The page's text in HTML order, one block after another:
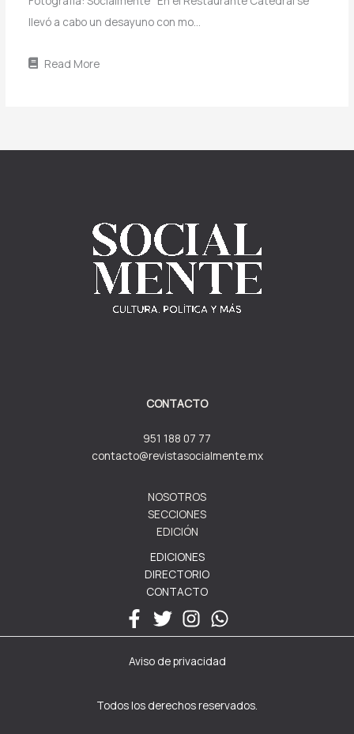
llevó a cabo un desayuno con mo…
Read More
CONTACTO
951 188 07 77
contacto@revistasocialmente.mx
NOSOTROS
SECCIONES
EDICIÓN
EDICIONES
DIRECTORIO
CONTACTO
Aviso de privacidad
Todos los derechos reservados.